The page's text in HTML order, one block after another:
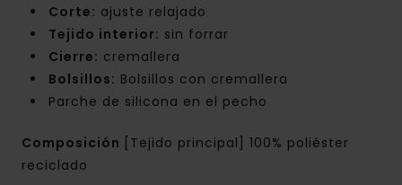
Corte: ajuste relajado
Tejido interior: sin forrar
Cierre: cremallera
Bolsillos: Bolsillos con cremallera
Parche de silicona en el pecho
Composición
[Tejido principal] 100% poliéster
reciclado